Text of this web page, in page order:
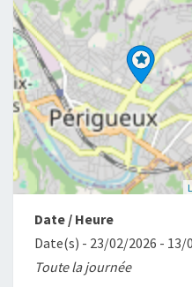
Date / Heure
Date(s) - 23/02/2026 - 13/
Toute la journée